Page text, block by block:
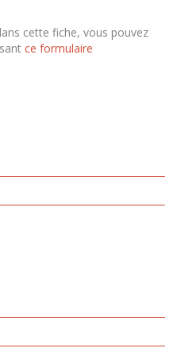
cette fiche, vous pouvez
ce formulaire